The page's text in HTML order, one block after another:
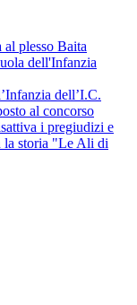
al plesso Baita
dell'Infanzia
dell’I.C.
al concorso
i pregiudizi e
la storia "Le Ali di